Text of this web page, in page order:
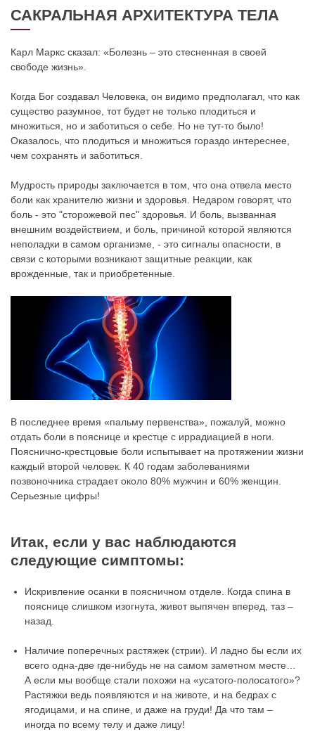
САКРАЛЬНАЯ АРХИТЕКТУРА ТЕЛА
Карл Маркс сказал: «Болезнь – это стесненная в своей
свободе жизнь».
Когда Бог создавал Человека, он видимо предполагал, что как
существо разумное, тот будет не только плодиться и
множиться, но и заботиться о себе. Но не тут-то было!
Оказалось, что плодиться и множиться гораздо интереснее,
чем сохранять и заботиться.
Мудрость природы заключается в том, что она отвела место
боли как хранителю жизни и здоровья. Недаром говорят, что
боль - это "сторожевой пес" здоровья. И боль, вызванная
внешним воздействием, и боль, причиной которой являются
неполадки в самом организме, - это сигналы опасности, в
связи с которыми возникают защитные реакции, как
врожденные, так и приобретенные.
В последнее время «пальму первенства», пожалуй, можно
отдать боли в пояснице и крестце с иррадиацией в ноги.
Пояснично-крестцовые боли испытывает на протяжении жизни
каждый второй человек. К 40 годам заболеваниями
позвоночника страдает около 80% мужчин и 60% женщин.
Серьезные цифры!
Итак, если у вас наблюдаются
следующие симптомы:
Искривление осанки в поясничном отделе. Когда спина в
пояснице слишком изогнута, живот выпячен вперед, таз –
назад.
Наличие поперечных растяжек (стрии). И ладно бы если их
всего одна-две где-нибудь не на самом заметном месте…
А если мы вообще стали похожи на «усатого-полосатого»?
Растяжки ведь появляются и на животе, и на бедрах с
ягодицами, и на спине, и даже на груди! Да что там –
иногда по всему телу и даже лицу!